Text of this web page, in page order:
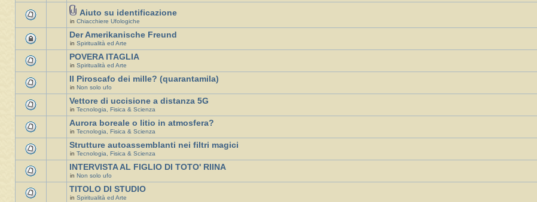
Aiuto su identificazione
in Chiacchiere Ufologiche
Der Amerikanische Freund
in Spiritualità ed Arte
POVERA ITAGLIA
in Spiritualità ed Arte
Il Piroscafo dei mille? (quarantamila)
in Non solo ufo
Vettore di uccisione a distanza 5G
in Tecnologia, Fisica & Scienza
Aurora boreale o litio in atmosfera?
in Tecnologia, Fisica & Scienza
Strutture autoassemblanti nei filtri magici
in Tecnologia, Fisica & Scienza
INTERVISTA AL FIGLIO DI TOTO' RIINA
in Non solo ufo
TITOLO DI STUDIO
in Spiritualità ed Arte